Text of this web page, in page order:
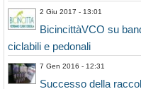
2 Giu 2017 - 13:01
BicincittàVCO su
ciclabili e pedonali
7 Gen 2016 - 12:31
Successo della